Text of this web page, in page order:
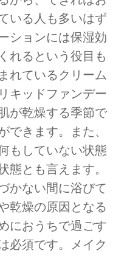
いる人も多いはず
ションには保湿効
れるという役目も
れているクリーム
キッドファンデー
が乾燥する季節で
できます。また、
もしていない状態
態とも言えます。
かない間に浴びて
乾燥の原因となる
におうちで過ごす
必須です。メイク